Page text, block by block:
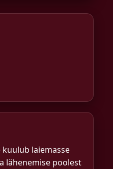
laiemasse
lähenemise poolest